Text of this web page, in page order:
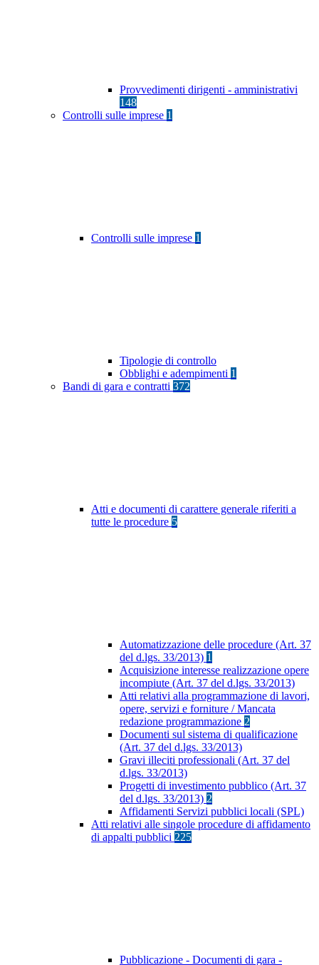
Provvedimenti dirigenti - amministrativi
148
Controlli sulle imprese 1
Controlli sulle imprese 1
Tipologie di controllo
Obblighi e adempimenti 1
Bandi di gara e contratti 372
Atti e documenti di carattere generale riferiti a
tutte le procedure 5
Automatizzazione delle procedure (Art. 37
del d.lgs. 33/2013) 1
Acquisizione interesse realizzazione opere
incompiute (Art. 37 del d.lgs. 33/2013)
Atti relativi alla programmazione di lavori,
opere, servizi e forniture / Mancata
redazione programmazione 2
Documenti sul sistema di qualificazione
(Art. 37 del d.lgs. 33/2013)
Gravi illeciti professionali (Art. 37 del
d.lgs. 33/2013)
Progetti di investimento pubblico (Art. 37
del d.lgs. 33/2013) 2
Affidamenti Servizi pubblici locali (SPL)
Atti relativi alle singole procedure di affidamento
di appalti pubblici 225
Pubblicazione - Documenti di gara -